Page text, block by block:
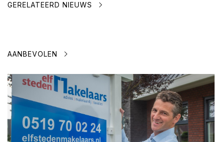
GERELATEERD NIEUWS
AANBEVOLEN